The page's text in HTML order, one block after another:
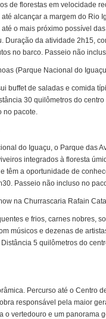
de florestas em velocidade
alcançar a margem do Rio
o mais próximo possível
Duração da atividade 2h15,
no barco. Passeio não
(Parque Nacional do
buffet de saladas e comida
30 quilômetros do
no pacote.
do Iguaçu, o Parque das
integrados à floresta
têm a oportunidade de
Passeio não incluso no
na Churrascaria Rafain
e frios, carnes nobres,
músicos e dezenas de
5 quilômetros do
Percurso até o Centro
responsável pela maior
o vertedouro e um panorama